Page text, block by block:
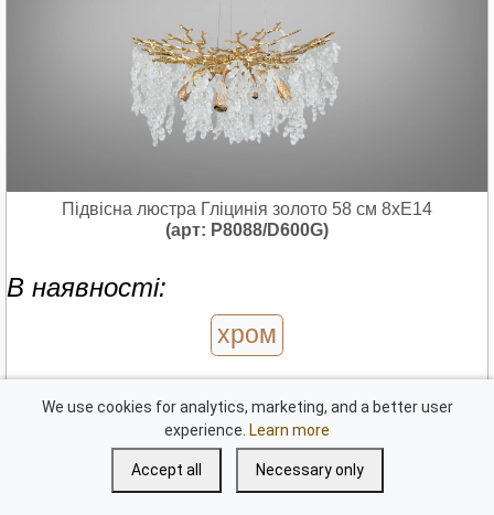
Підвісна люстра Гліцинія золото 58 см 8xE14
(арт: P8088/D600G)
В наявності:
хром
золото
В - 95 см
We use cookies for analytics, marketing, and a better user
experience. Learn more
Accept all Necessary only